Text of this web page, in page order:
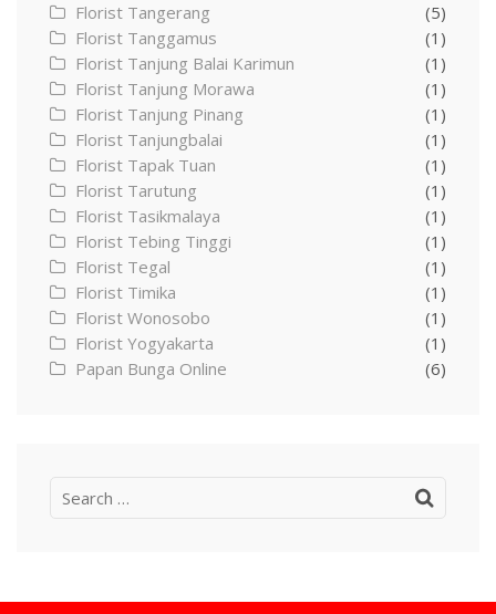
Florist Tangerang
(5)
Florist Tanggamus
(1)
Florist Tanjung Balai Karimun
(1)
Florist Tanjung Morawa
(1)
Florist Tanjung Pinang
(1)
Florist Tanjungbalai
(1)
Florist Tapak Tuan
(1)
Florist Tarutung
(1)
Florist Tasikmalaya
(1)
Florist Tebing Tinggi
(1)
Florist Tegal
(1)
Florist Timika
(1)
Florist Wonosobo
(1)
Florist Yogyakarta
(1)
Papan Bunga Online
(6)
Search